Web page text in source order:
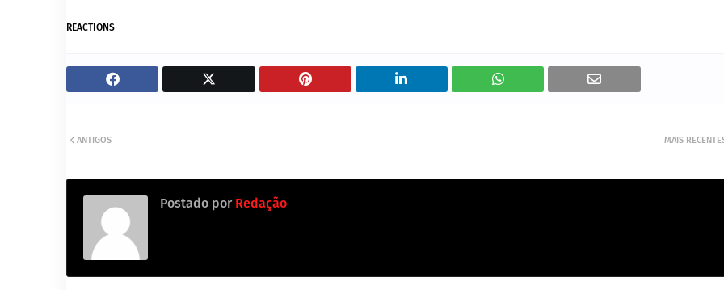
REACTIONS
MAIS
ANTIGOS
Postado por Redação